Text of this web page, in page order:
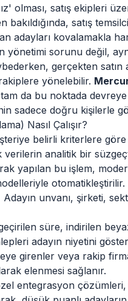
olması, satış ekipleri
satış
adayları kovalamakla
yönetimi sorunu değil,
gerçekten
yönelebilir.
tam da bu noktada
sadece doğru kişilerle
Nasıl Çalışır?
belirli kriterlere göre
analitik bir
yapılan bu işlem,
otomatikleştirilir.
Adayın unvanı, şirketi,
süre, indirilen
adayın niyetini
girenler veya rakip
elenmesi sağlanır.
entegrasyon